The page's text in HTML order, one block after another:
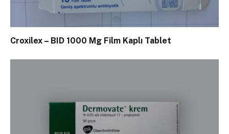
Croxilex – BID 1000 Mg Film Kaplı Tablet